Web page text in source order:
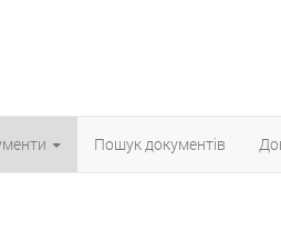
Пошук документiв